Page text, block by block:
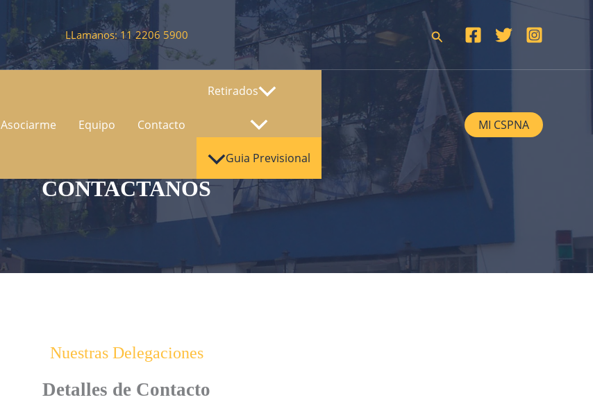
LLamanos: 11 2206 5900 Buscar
Asociarme Equipo Contacto
Retirados
Guia Previsional
MI CSPNA
CONTACTANOS
Nuestras Delegaciones
Detalles de Contacto